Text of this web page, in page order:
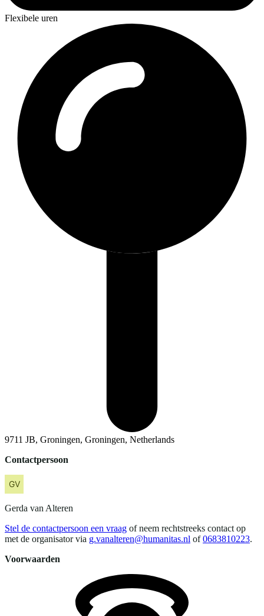
Flexibele uren
9711 JB, Groningen, Groningen, Netherlands
Contactpersoon
Gerda van Alteren
Stel de contactpersoon een vraag of neem rechtstreeks contact op
met de organisator via g.vanalteren@humanitas.nl of 0683810223.
Voorwaarden